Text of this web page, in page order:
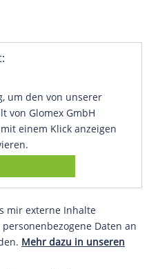
um den von unserer
von Glomex GmbH
einem Klick anzeigen
mir externe Inhalte
Daten an
Mehr dazu in unseren